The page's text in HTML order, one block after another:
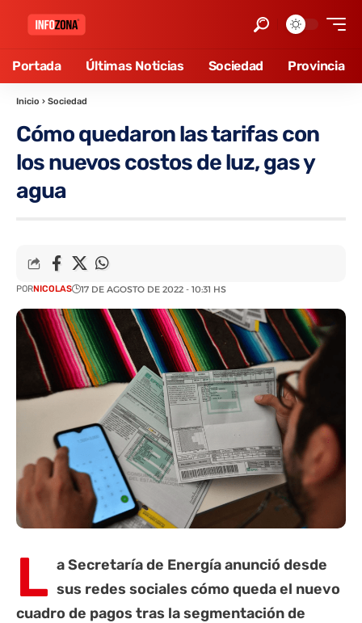
Portada Últimas Noticias Sociedad Provincia
Inicio › Sociedad
Cómo quedaron las tarifas con
los nuevos costos de luz, gas y
agua
PORNICOLAS 17 DE AGOSTO DE 2022 - 10:31 HS
L a Secretaría de Energía anunció desde
sus redes sociales cómo queda el nuevo
cuadro de pagos tras la segmentación de